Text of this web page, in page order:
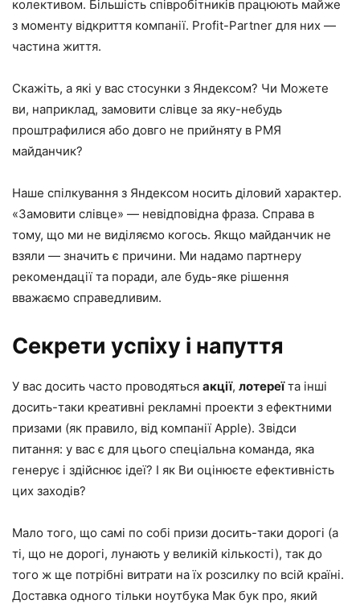
колективом. Більшість співробітників працюють майже
з моменту відкриття компанії. Profit-Partner для них —
частина життя.
Скажіть, а які у вас стосунки з Яндексом? Чи Можете
ви, наприклад, замовити слівце за яку-небудь
проштрафилися або довго не прийняту в РМЯ
майданчик?
Наше спілкування з Яндексом носить діловий характер.
«Замовити слівце» — невідповідна фраза. Справа в
тому, що ми не виділяємо когось. Якщо майданчик не
взяли — значить є причини. Ми надамо партнеру
рекомендації та поради, але будь-яке рішення
вважаємо справедливим.
Секрети успіху і напуття
У вас досить часто проводяться акції, лотереїта інші
досить-таки креативні рекламні проекти з ефектними
призами (як правило, від компанії Apple). Звідси
питання: у вас є для цього спеціальна команда, яка
генерує і здійснює ідеї? І як Ви оцінюєте ефективність
цих заходів?
Мало того, що самі по собі призи досить-таки дорогі (а
ті, що не дорогі, лунають у великій кількості), так до
того ж ще потрібні витрати на їх розсилку по всій країні.
Доставка одного тільки ноутбука Мак бук про, який